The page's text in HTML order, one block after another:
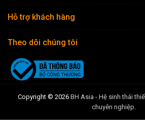
Hỗ trợ khách hàng
Theo dõi chúng tôi
Copyright © 2026 BH Asia - Hệ sinh thái
chuyên nghiệp